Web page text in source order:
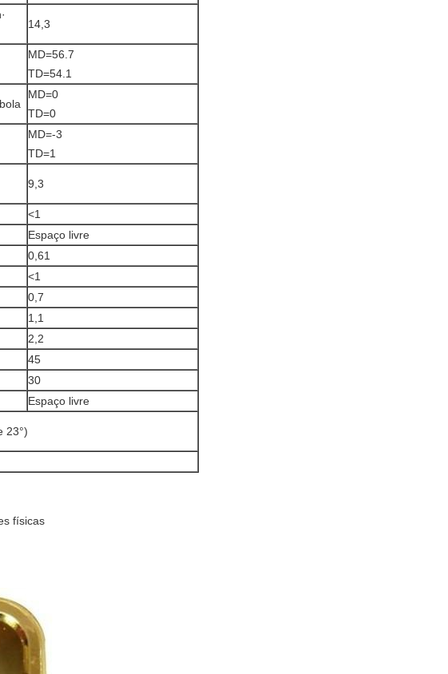
14,3
MD=56.7
TD=54.1
MD=0
TD=0
MD=-3
TD=1
9,3
<1
Espaço livre
0,61
<1
0,7
1,1
2,2
45
30
Espaço livre
23°)
físicas